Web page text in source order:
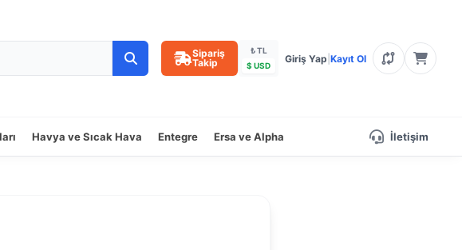
Sipariş
Takip
₺ TL
$ USD
Giriş Yap Kayıt Ol
Havya ve Sıcak Hava Entegre Ersa ve Alpha İletişim